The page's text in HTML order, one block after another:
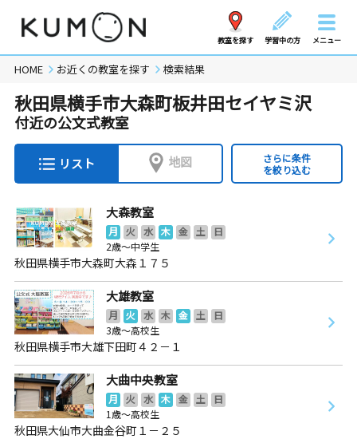
教室を探す 学習中の方 メニュー
HOME お近くの教室を探す 検索結果
秋田県横手市大森町板井田セイヤミ沢
付近の公文式教室
リスト 地図
さらに条件
を絞り込む
大森教室
月 火 水 木 金 土
日
2歳～中学生
秋田県横手市大森町大森１７５
大雄教室
月 火 水 木 金 土
日
3歳～高校生
秋田県横手市大雄下田町４２－１
大曲中央教室
月 火 水 木 金 土
日
1歳～高校生
秋田県大仙市大曲金谷町１－２５